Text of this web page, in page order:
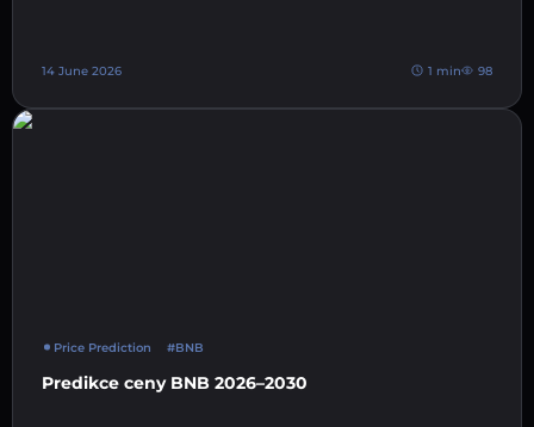
14 June 2026 1 min 98
Price Prediction #BNB
Predikce ceny BNB 2026–2030